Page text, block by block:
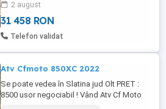
-tara de proveniență Franța -Motocicleta
se vinde înmatriculată ...
2 august
31 458 RON
Telefon validat
Atv Cfmoto 850XC 2022
Se poate vedea în Slatina jud Olt PRET :
8500 usor negociabil ! Vând Atv Cf Moto